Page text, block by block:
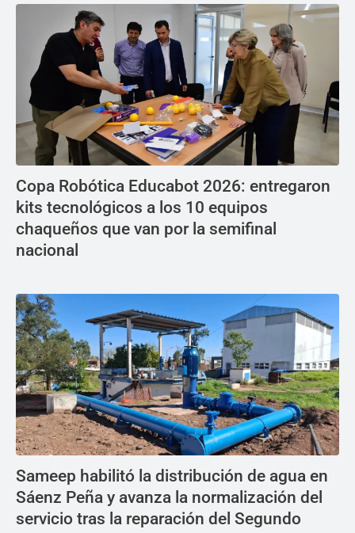
Copa Robótica Educabot 2026: entregaron
kits tecnológicos a los 10 equipos
chaqueños que van por la semifinal
nacional
Sameep habilitó la distribución de agua en
Sáenz Peña y avanza la normalización del
servicio tras la reparación del Segundo